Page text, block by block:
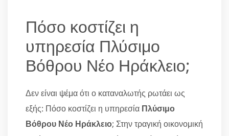
Πόσο κοστίζει η
υπηρεσία Πλύσιμο
Βόθρου Νέο Ηράκλειο;
Δεν είναι ψέμα ότι ο καταναλωτής ρωτάει ως
εξής: Πόσο κοστίζει η υπηρεσία Πλύσιμο
Βόθρου Νέο Ηράκλειο; Στην τραγική οικονομική